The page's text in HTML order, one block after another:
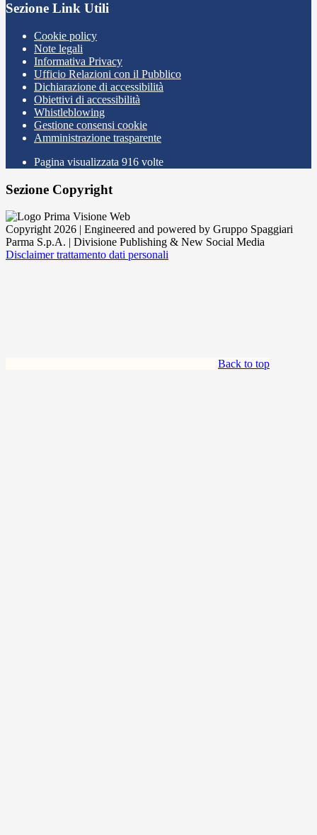
Sezione Link Utili
Cookie policy
Note legali
Informativa Privacy
Ufficio Relazioni con il Pubblico
Dichiarazione di accessibilità
Obiettivi di accessibilità
Whistleblowing
Gestione consensi cookie
Amministrazione trasparente
Pagina visualizzata 916 volte
Sezione Copyright
Copyright 2026 | Engineered and powered by Gruppo Spaggiari
Parma S.p.A. | Divisione Publishing & New Social Media
Disclaimer trattamento dati personali
Back to top